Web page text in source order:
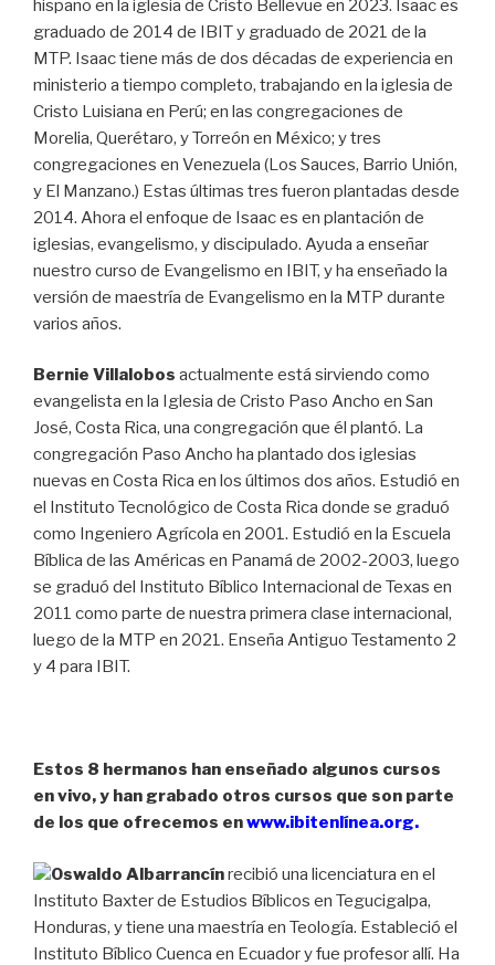
hispano en la iglesia de Cristo Bellevue en 2023. Isaac es
graduado de 2014 de IBIT y graduado de 2021 de la
MTP. Isaac tiene más de dos décadas de experiencia en
ministerio a tiempo completo, trabajando en la iglesia de
Cristo Luisiana en Perú; en las congregaciones de
Morelia, Querétaro, y Torreón en México; y tres
congregaciones en Venezuela (Los Sauces, Barrio Unión,
y El Manzano.) Estas últimas tres fueron plantadas desde
2014. Ahora el enfoque de Isaac es en plantación de
iglesias, evangelismo, y discipulado. Ayuda a enseñar
nuestro curso de Evangelismo en IBIT, y ha enseñado la
versión de maestría de Evangelismo en la MTP durante
varios años.
Bernie Villalobos actualmente está sirviendo como
evangelista en la Iglesia de Cristo Paso Ancho en San
José, Costa Rica, una congregación que él plantó. La
congregación Paso Ancho ha plantado dos iglesias
nuevas en Costa Rica en los últimos dos años. Estudió en
el Instituto Tecnológico de Costa Rica donde se graduó
como Ingeniero Agrícola en 2001. Estudió en la Escuela
Bíblica de las Américas en Panamá de 2002-2003, luego
se graduó del Instituto Bíblico Internacional de Texas en
2011 como parte de nuestra primera clase internacional,
luego de la MTP en 2021. Enseña Antiguo Testamento 2
y 4 para IBIT.
Estos 8 hermanos han enseñado algunos cursos
en vivo, y han grabado otros cursos que son parte
de los que ofrecemos enwww.ibitenlínea.org.
Oswaldo Albarrancínrecibió una licenciatura en el
Instituto Baxter de Estudios Bíblicos en Tegucigalpa,
Honduras, y tiene una maestría en Teología. Estableció el
Instituto Bíblico Cuenca en Ecuador y fue profesor allí. Ha